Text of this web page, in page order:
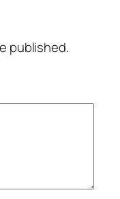
published.